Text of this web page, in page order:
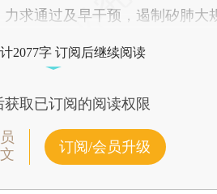
求通过及早干预，遏制矽肺大
2077字 订阅后继续阅读
取已订阅的阅读权限
订阅/会员升级